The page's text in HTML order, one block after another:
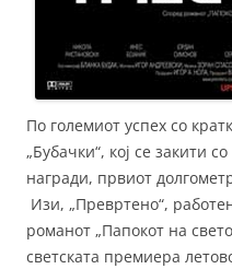
По големиот успех со
„Бубачки“, кој се закити
награди, првиот
Изи, „Превртено“,
романот „Папокот на
светската премиера